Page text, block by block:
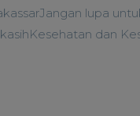
lupa
dan